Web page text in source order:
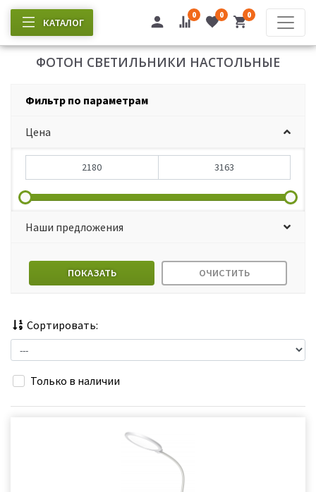
КАТАЛОГ
0 0 0
ФОТОН СВЕТИЛЬНИКИ НАСТОЛЬНЫЕ
Фильтр по параметрам
Цена
Наши предложения
ПОКАЗАТЬ ОЧИСТИТЬ
Сортировать:
Только в наличии